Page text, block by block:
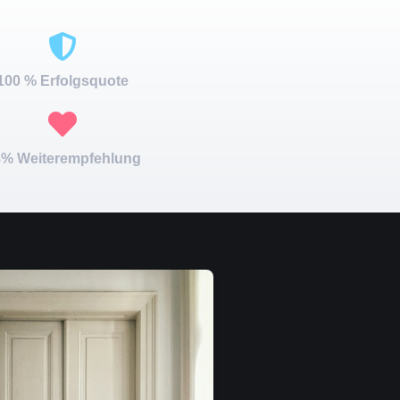
% Erfolgsquote
Weiterempfehlung